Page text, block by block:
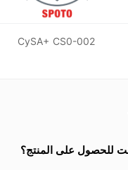
CySA+ CS0-002